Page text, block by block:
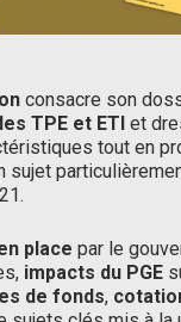
consacre son
TPE et ETI et
tout en
sujet
place par le
impacts du PGE
de fonds,